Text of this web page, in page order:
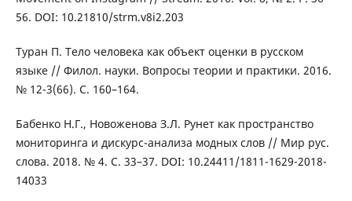
56. DOI: 10.21810/strm.v8i2.203
Туран П. Тело человека как объект оценки в русском
языке // Филол. науки. Вопросы теории и практики. 2016.
№ 12-3(66). С. 160–164.
Бабенко Н.Г., Новоженова З.Л. Рунет как пространство
мониторинга и дискурс-анализа модных слов // Мир рус.
слова. 2018. № 4. С. 33–37. DOI: 10.24411/1811-1629-2018-
14033